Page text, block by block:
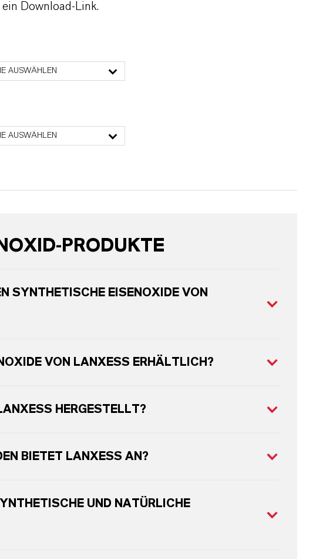
Download-Link.
AUSWÄHLEN
AUSWÄHLEN
PRODUKTE
SYNTHETISCHE EISENOXIDE VON
VON LANXESS ERHÄLTLICH?
HERGESTELLT?
BIETET LANXESS AN?
UND NATÜRLICHE